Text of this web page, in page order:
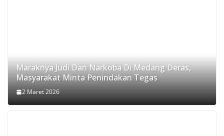
Maraknya Judi Dan Narkoba Di Medang Deras,
Masyarakat Minta Penindakan Tegas
2 Maret 2026